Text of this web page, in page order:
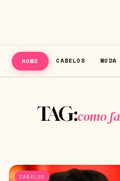
HOME CABELOS MODA
TAG:como
CABELOS